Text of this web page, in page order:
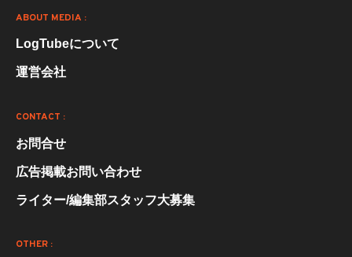
ABOUT MEDIA :
LogTubeについて
運営会社
CONTACT :
お問合せ
広告掲載お問い合わせ
ライター/編集部スタッフ大募集
OTHER :